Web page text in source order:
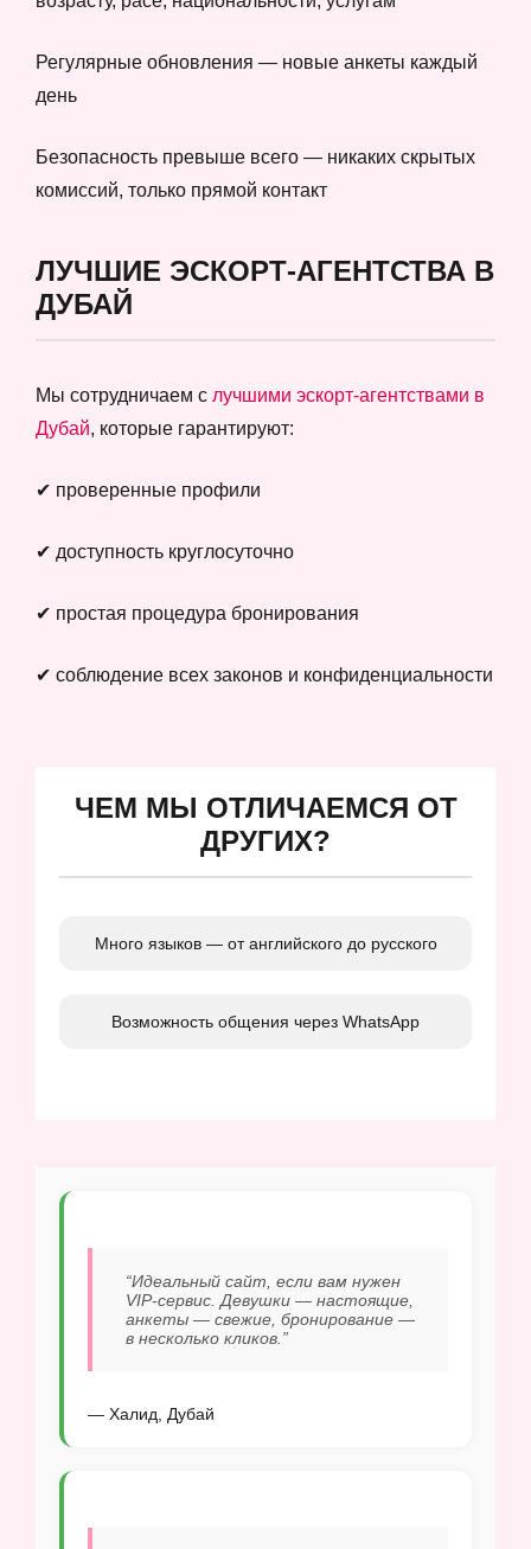
Регулярные обновления — новые анкеты каждый
день
Безопасность превыше всего — никаких скрытых
комиссий, только прямой контакт
ЛУЧШИЕ ЭСКОРТ-АГЕНТСТВА В
ДУБАЙ
Мы сотрудничаем с лучшими эскорт-агентствами в
Дубай, которые гарантируют:
✔ проверенные профили
✔ доступность круглосуточно
✔ простая процедура бронирования
✔ соблюдение всех законов и конфиденциальности
ЧЕМ МЫ ОТЛИЧАЕМСЯ ОТ
ДРУГИХ?
Много языков — от английского до русского
Возможность общения через WhatsApp
“Идеальный сайт, если вам нужен
VIP-сервис. Девушки — настоящие,
анкеты — свежие, бронирование —
в несколько кликов.”
— Халид, Дубай